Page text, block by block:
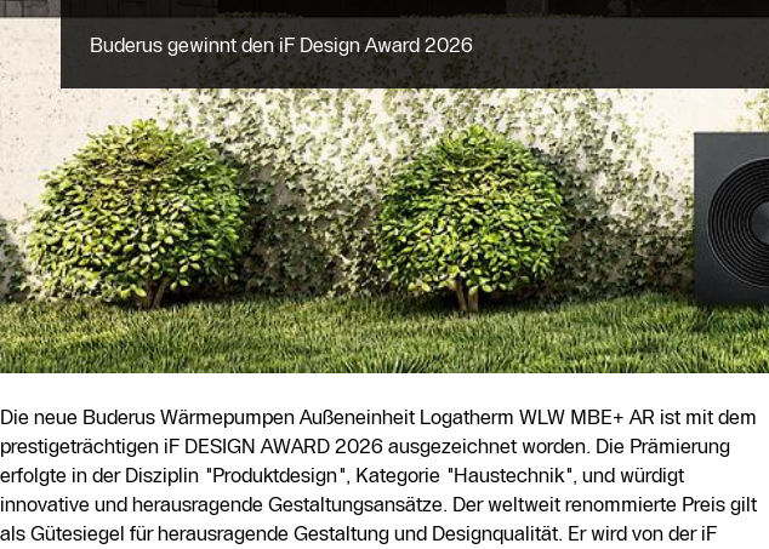
Buderus gewinnt den iF Design Award 2026
Die neue Buderus Wärmepumpen Außeneinheit Logatherm WLW MBE+ AR ist mit dem
prestigeträchtigen iF DESIGN AWARD 2026 ausgezeichnet worden. Die Prämierung
erfolgte in der Disziplin "Produktdesign", Kategorie "Haustechnik", und würdigt
innovative und herausragende Gestaltungsansätze. Der weltweit renommierte Preis gilt
als Gütesiegel für herausragende Gestaltung und Designqualität. Er wird von der iF